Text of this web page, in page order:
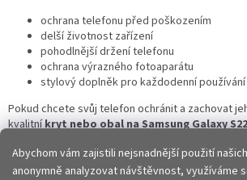
Abychom vám zajistili nejsnadnější použití
anonymně analyzovat návštěvnost, využíváme
ochrana telefonu před poškozením
delší životnost zařízení
pohodlnější držení telefonu
ochrana výrazného fotoaparátu
stylový doplněk pro každodenní používání
Pokud chcete svůj telefon ochránit a zachovat
kvalitníkryt nebo obal na Samsung Galaxy